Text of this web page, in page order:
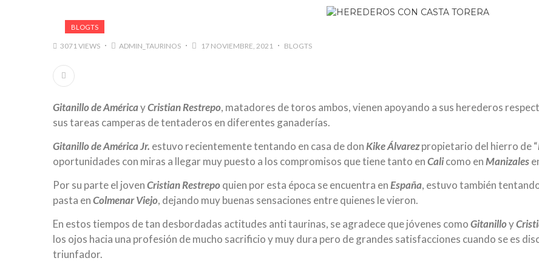
BLOGTS
3071 VIEWS ADMIN_TAURINOS 17 NOVIEMBRE, 2021 BLOGTS
Gitanillo de AméricayCristian Restrepo, matadores de toros ambos, vienen apoyando a sus herederos
sus tareas camperas de tentaderos en diferentes ganaderías.
Gitanillo de América Jr. estuvo recientemente tentando en casa de don Kike Álvarezpropietario del hierro de “
oportunidades con miras a llegar muy puesto a los compromisos que tiene tanto enCalicomo enManizales
Por su parte el jovenCristian Restrepoquien por esta época se encuentra enEspaña, estuvo también
pasta enColmenar Viejo, dejando muy buenas sensaciones entre quienes le vieron.
En estos tiempos de tan desbordadas actitudes anti taurinas, se agradece que jóvenes comoGitanilloy
los ojos hacia una profesión de mucho sacrificio y muy dura pero de grandes satisfacciones cuando se es
triunfador.